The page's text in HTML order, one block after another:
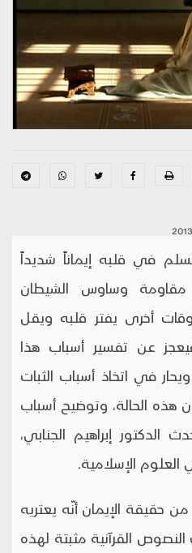
في قلبه إيماناً شديداً
وساوس الشيطان
أخرى يفتر قلبه ويقل
عن تفسير أسباب هذا
في اتخاذ أسباب الثبات
هذه الحالة، وتوضيح أسباب
الدكتور إبراهيم الجنابي،
العلوم الإسلامية.
حقيقة الإيمان أنّه يعتريه
القرآنية مثبتة لهذه